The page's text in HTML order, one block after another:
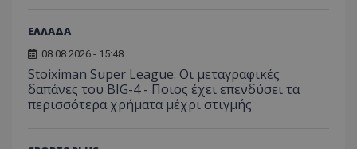
ΕΛΛΑΔΑ
08.08.2026 - 15:48
Stoiximan Super League: Οι μεταγραφικές
δαπάνες του BIG-4 - Ποιος έχει επενδύσει τα
περισσότερα χρήματα μέχρι στιγμής